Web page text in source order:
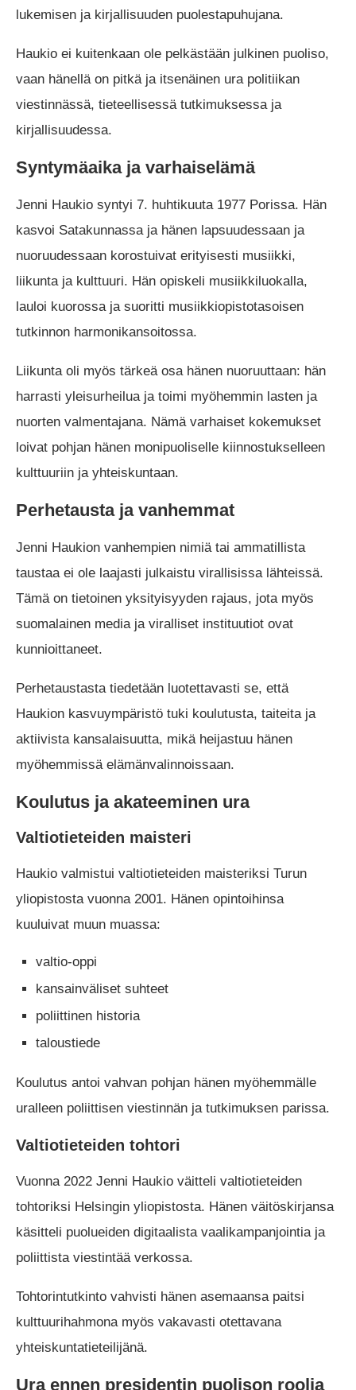
lukemisen ja kirjallisuuden puolestapuhujana.
Haukio ei kuitenkaan ole pelkästään julkinen puoliso,
vaan hänellä on pitkä ja itsenäinen ura politiikan
viestinnässä, tieteellisessä tutkimuksessa ja
kirjallisuudessa.
Syntymäaika ja varhaiselämä
Jenni Haukio syntyi 7. huhtikuuta 1977 Porissa. Hän
kasvoi Satakunnassa ja hänen lapsuudessaan ja
nuoruudessaan korostuivat erityisesti musiikki,
liikunta ja kulttuuri. Hän opiskeli musiikkiluokalla,
lauloi kuorossa ja suoritti musiikkiopistotasoisen
tutkinnon harmonikansoitossa.
Liikunta oli myös tärkeä osa hänen nuoruuttaan: hän
harrasti yleisurheilua ja toimi myöhemmin lasten ja
nuorten valmentajana. Nämä varhaiset kokemukset
loivat pohjan hänen monipuoliselle kiinnostukselleen
kulttuuriin ja yhteiskuntaan.
Perhetausta ja vanhemmat
Jenni Haukion vanhempien nimiä tai ammatillista
taustaa ei ole laajasti julkaistu virallisissa lähteissä.
Tämä on tietoinen yksityisyyden rajaus, jota myös
suomalainen media ja viralliset instituutiot ovat
kunnioittaneet.
Perhetaustasta tiedetään luotettavasti se, että
Haukion kasvuympäristö tuki koulutusta, taiteita ja
aktiivista kansalaisuutta, mikä heijastuu hänen
myöhemmissä elämänvalinnoissaan.
Koulutus ja akateeminen ura
Valtiotieteiden maisteri
Haukio valmistui valtiotieteiden maisteriksi Turun
yliopistosta vuonna 2001. Hänen opintoihinsa
kuuluivat muun muassa:
valtio-oppi
kansainväliset suhteet
poliittinen historia
taloustiede
Koulutus antoi vahvan pohjan hänen myöhemmälle
uralleen poliittisen viestinnän ja tutkimuksen parissa.
Valtiotieteiden tohtori
Vuonna 2022 Jenni Haukio väitteli valtiotieteiden
tohtoriksi Helsingin yliopistosta. Hänen väitöskirjansa
käsitteli puolueiden digitaalista vaalikampanjointia ja
poliittista viestintää verkossa.
Tohtorintutkinto vahvisti hänen asemaansa paitsi
kulttuurihahmona myös vakavasti otettavana
yhteiskuntatieteilijänä.
Ura ennen presidentin puolison roolia